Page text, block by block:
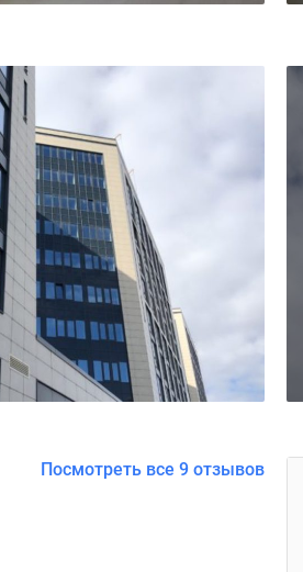
Посмотреть все 9 отзывов